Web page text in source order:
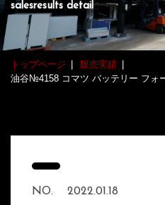
salesresults detail
トップページ
販売実績
油谷№4158 コマツ バッテリー フォ
NO. 2022.01.18